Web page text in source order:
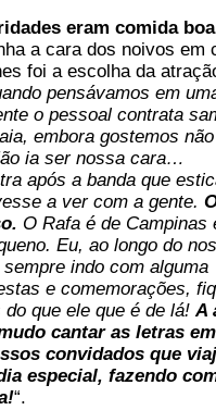
eram comida
a cara dos noivos em
foi a escolha da
pensávamos em
o pessoal contrata
embora gostemos
ia ser nossa cara…
após a banda que
a ver com a gente.
O Rafa é de Campinas
Eu, ao longo do
indo com alguma
e comemorações,
do que ele que é de lá!A
cantar as letras
convidados que
especial, fazendo
“.